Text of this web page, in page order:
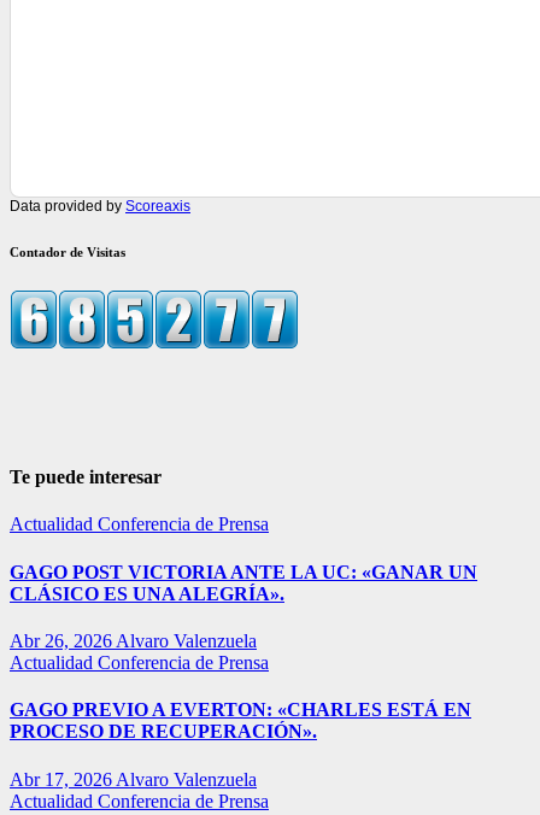
Data provided by Scoreaxis
Contador de Visitas
Te puede interesar
Actualidad Conferencia de Prensa
GAGO POST VICTORIA ANTE LA UC: «GANAR UN
CLÁSICO ES UNA ALEGRÍA».
Abr 26, 2026 Alvaro Valenzuela
Actualidad Conferencia de Prensa
GAGO PREVIO A EVERTON: «CHARLES ESTÁ EN
PROCESO DE RECUPERACIÓN».
Abr 17, 2026 Alvaro Valenzuela
Actualidad Conferencia de Prensa